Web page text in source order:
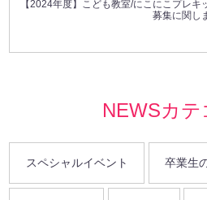
【2024年度】こども教室/にこにこプレキ
募集に関し
NEWSカテ
スペシャルイベント 卒業生